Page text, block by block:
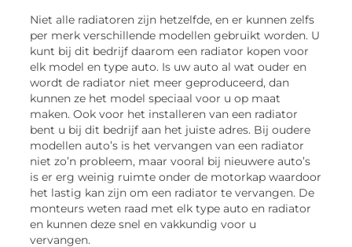
Niet alle radiatoren zijn hetzelfde, en er kunnen zelfs
per merk verschillende modellen gebruikt worden. U
kunt bij dit bedrijf daarom een radiator kopen voor
elk model en type auto. Is uw auto al wat ouder en
wordt de radiator niet meer geproduceerd, dan
kunnen ze het model speciaal voor u op maat
maken. Ook voor het installeren van een radiator
bent u bij dit bedrijf aan het juiste adres. Bij oudere
modellen auto’s is het vervangen van een radiator
niet zo’n probleem, maar vooral bij nieuwere auto’s
is er erg weinig ruimte onder de motorkap waardoor
het lastig kan zijn om een radiator te vervangen. De
monteurs weten raad met elk type auto en radiator
en kunnen deze snel en vakkundig voor u
vervangen.